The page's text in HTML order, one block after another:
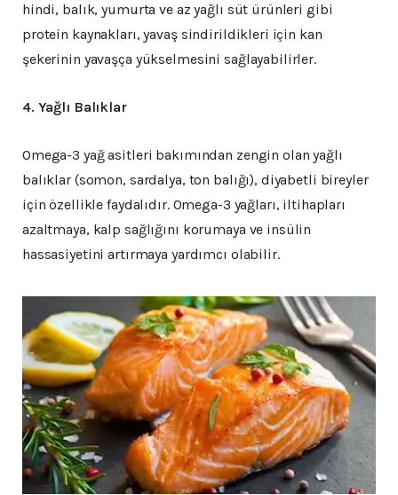
hindi, balık, yumurta ve az yağlı süt ürünleri gibi
protein kaynakları, yavaş sindirildikleri için kan
şekerinin yavaşça yükselmesini sağlayabilirler.
4. Yağlı Balıklar
Omega-3 yağ asitleri bakımından zengin olan yağlı
balıklar (somon, sardalya, ton balığı), diyabetli bireyler
için özellikle faydalıdır. Omega-3 yağları, iltihapları
azaltmaya, kalp sağlığını korumaya ve insülin
hassasiyetini artırmaya yardımcı olabilir.